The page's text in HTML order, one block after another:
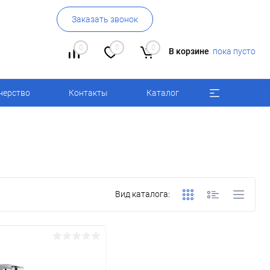
Заказать звонок
0 0 0 В корзине пока пусто
Контакты Каталог
Вид каталога: